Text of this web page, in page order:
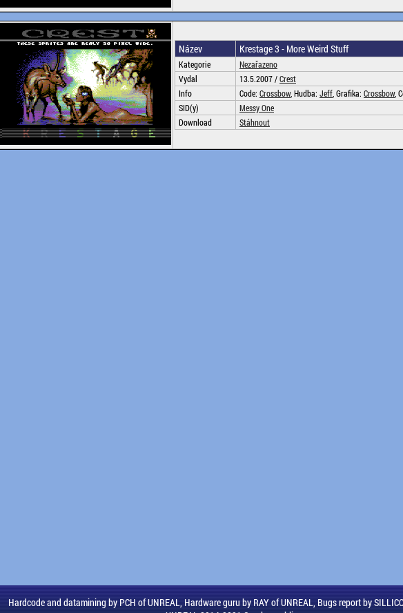
Název Krestage 3 - More Weird Stuff
Kategorie
Nezařazeno
Vydal
13.5.2007 /Crest
Info
Code: Crossbow, Hudba: Jeff , Grafika: Crossbow,
SID(y)
Messy One
Download
Stáhnout
Hardcode and datamining by PCH of UNREAL, Hardware guru by RAY of UNREAL, Bugs report by